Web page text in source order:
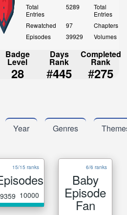
Total
Entries
5289
Rewatched
97
Episodes
39929
Total
Entries
Chapters
Volumes
Badge
Level
28
Days
Rank
#445
Completed
Rank
#275
Year Genres
15/15 ranks
10000
6/6 ranks
Baby
Episode
Fan